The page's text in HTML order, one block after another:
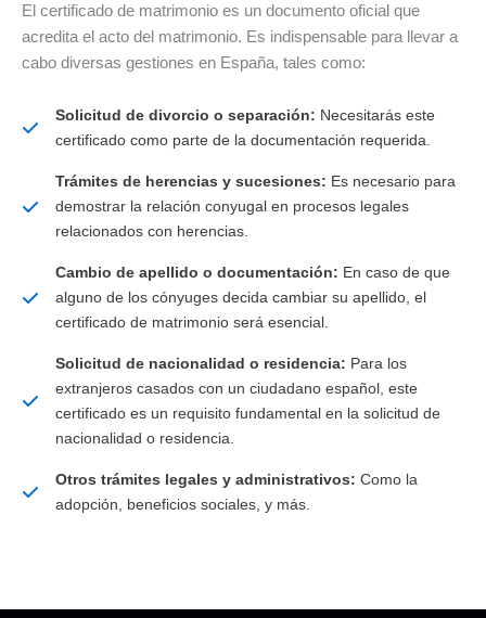
El certificado de matrimonio es un documento oficial que
acredita el acto del matrimonio. Es indispensable para llevar a
cabo diversas gestiones en España, tales como:
Solicitud de divorcio o separación: Necesitarás este
certificado como parte de la documentación requerida.
Trámites de herencias y sucesiones: Es necesario para
demostrar la relación conyugal en procesos legales
relacionados con herencias.
Cambio de apellido o documentación: En caso de que
alguno de los cónyuges decida cambiar su apellido, el
certificado de matrimonio será esencial.
Solicitud de nacionalidad o residencia: Para los
extranjeros casados con un ciudadano español, este
certificado es un requisito fundamental en la solicitud de
nacionalidad o residencia.
Otros trámites legales y administrativos: Como la
adopción, beneficios sociales, y más.